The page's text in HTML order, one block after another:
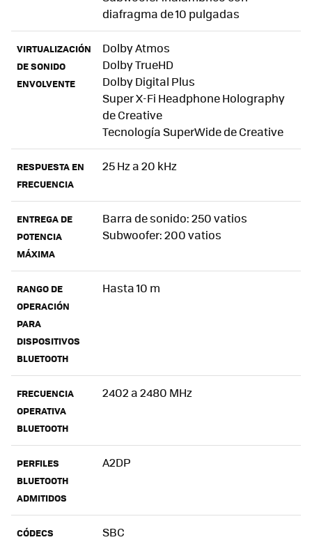
diafragma de 10 pulgadas
VIRTUALIZACIÓN
DE SONIDO
ENVOLVENTE
Dolby Atmos
Dolby TrueHD
Dolby Digital Plus
Super X-Fi Headphone Holography
de Creative
Tecnología SuperWide de Creative
RESPUESTA EN
FRECUENCIA
25 Hz a 20 kHz
ENTREGA DE
POTENCIA
MÁXIMA
Barra de sonido: 250 vatios
Subwoofer: 200 vatios
RANGO DE
OPERACIÓN
PARA
DISPOSITIVOS
BLUETOOTH
Hasta 10 m
FRECUENCIA
OPERATIVA
BLUETOOTH
2402 a 2480 MHz
PERFILES
BLUETOOTH
ADMITIDOS
A2DP
CÓDECS
SBC